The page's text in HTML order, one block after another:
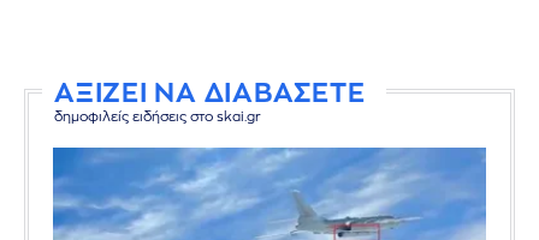
ΑΞΙΖΕΙ ΝΑ ΔΙΑΒΑΣΕΤΕ
δημοφιλείς ειδήσεις στο skai.gr